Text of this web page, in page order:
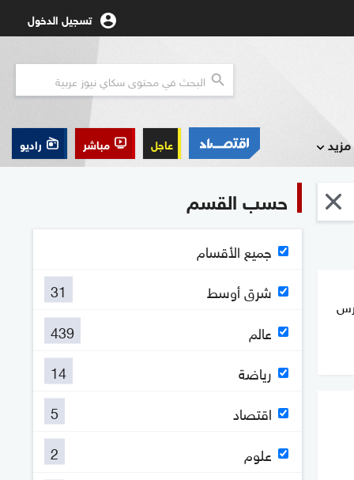
تسجيل الدخول
مزيد عاجل مباشر راديو
حسب القسم
جميع الأقسام
شرق أوسط
31
عالم
439
رياضة
14
اقتصاد
5
علوم
2